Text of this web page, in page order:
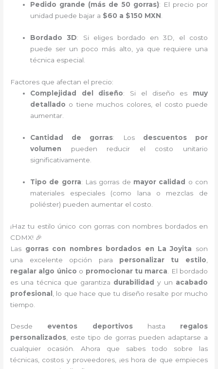
Pedido grande (más de 50 gorras): El precio por
unidad puede bajar a $60 a $150 MXN
Bordado 3D: Si eliges bordado en 3D, el costo
puede ser un poco más alto, ya que requiere una
técnica especial.
Factores que afectan el precio:
Complejidad del diseño: Si el diseño es muy
detallado o tiene muchos colores, el costo puede
aumentar.
Cantidad de gorras: Los descuentos por
volumen pueden reducir el costo unitario
significativamente.
Tipo de gorra: Las gorras de mayor calidad
o con
materiales especiales (como lana o mezclas de
poliéster) pueden aumentar el costo.
¡Haz tu estilo único con gorras con nombres bordados en
CDMX! 🎉
Las gorras con nombres bordados en La Joyita son
una excelente opción para personalizar tu estilo
regalar algo único o promocionar tu marca . El bordado
es una técnica que garantiza durabilidad y un acabado
profesional , lo que hace que tu diseño resalte por mucho
tiempo.
Desde eventos deportivoshasta regalos
personalizados, este tipo de gorras pueden adaptarse a
cualquier ocasión. Ahora que sabes todo sobre las
técnicas, costos y proveedores, ¡es hora de que empieces